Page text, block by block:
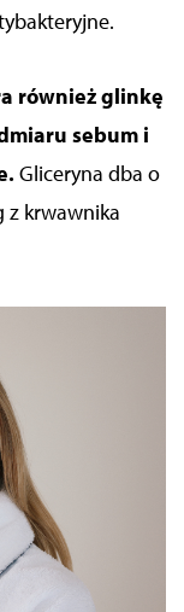
urządzeń
również glinkę
sebum i
. Gliceryna dba o
z krwawnika